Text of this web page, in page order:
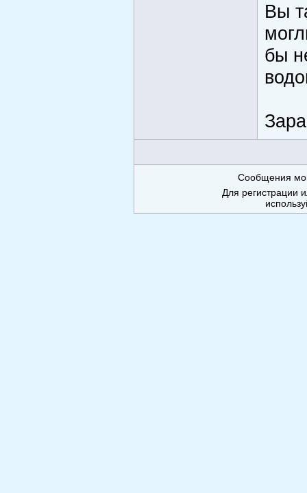
Вы
бы
Сообщения
Для регистрации